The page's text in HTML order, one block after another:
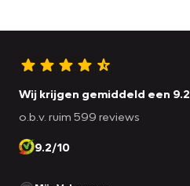
Wij krijgen gemiddeld een 9.2
o.b.v. ruim 599 reviews
9.2/10